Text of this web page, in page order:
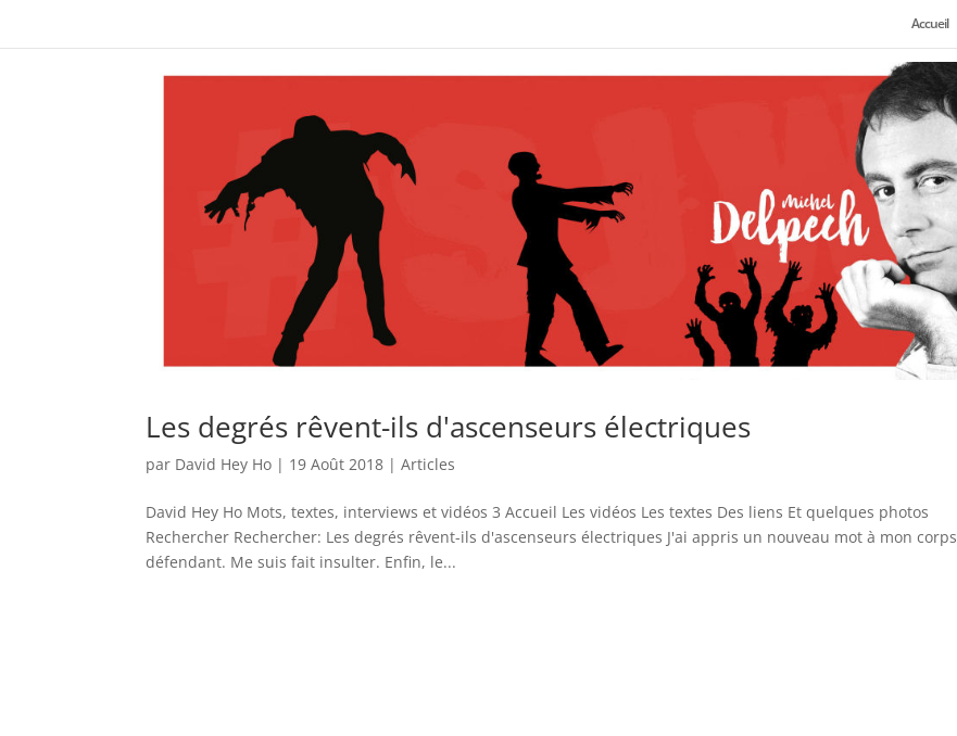
Accueil
Les degrés rêvent-ils d'ascenseurs électriques
par David Hey Ho | 19 Août 2018 |Articles
David Hey Ho Mots, textes, interviews et vidéos 3 Accueil Les vidéos Les textes Des liens Et quelques photos
Rechercher Rechercher: Les degrés rêvent-ils d'ascenseurs électriques J'ai appris un nouveau mot à mon corps
défendant. Me suis fait insulter. Enfin, le...